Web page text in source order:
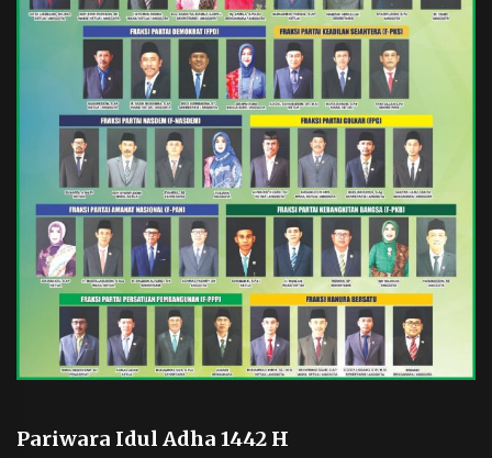
Pariwara Idul Adha 1442 H